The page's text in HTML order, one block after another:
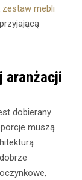
zestaw mebli
aranżacji
dobierany
muszą